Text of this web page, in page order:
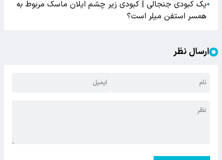
●یک کبودی جنجالی | کبودی زیر چشم ایلان ماسک مربوط به
همسر استفن میلر است؟
ارسال نظر